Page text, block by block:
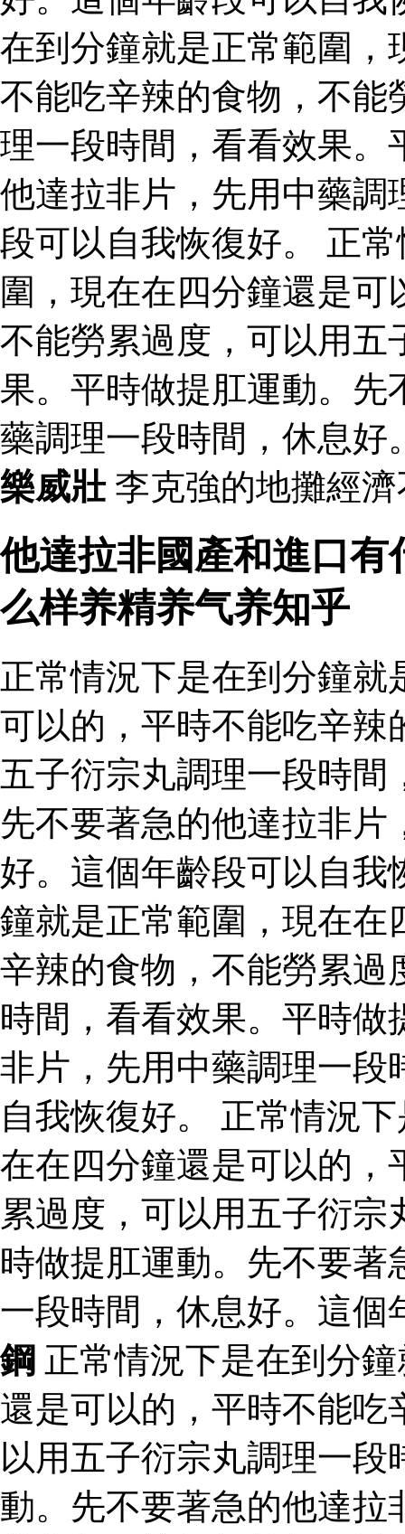
在到分鐘就是正常範圍，
不能吃辛辣的食物，不能
理一段時間，看看效果。
他達拉非片，先用中藥調
段可以自我恢復好。 正
圍，現在在四分鐘還是
不能勞累過度，可以用五
果。平時做提肛運動。先
藥調理一段時間，休息好
樂威壯李克強的地攤經濟
他達拉非國產和進口
么样养精养气养知乎
正常情況下是在到分鐘
可以的，平時不能吃辛辣
五子衍宗丸調理一段時
先不要著急的他達拉非
好。這個年齡段可以自我
鐘就是正常範圍，現在在
辛辣的食物，不能勞累過
時間，看看效果。平時
非片，先用中藥調理一段
自我恢復好。 正常情況
在在四分鐘還是可以的，
累過度，可以用五子衍
時做提肛運動。先不要
一段時間，休息好。這
鋼 正常情況下是在到分
還是可以的，平時不能吃
以用五子衍宗丸調理一
動。先不要著急的他達拉